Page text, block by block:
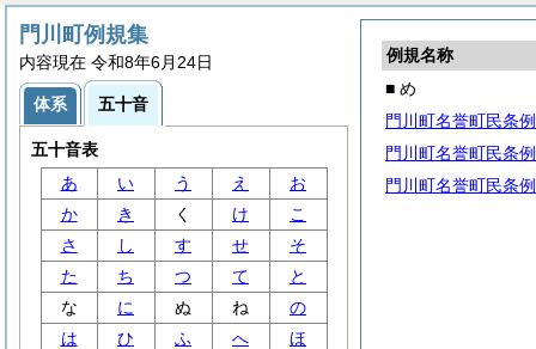
例規名称
■ め
門川町名誉町民条例
門川町名誉町民条
門川町名誉町民条
門川町例規集
内容現在 令和8年6月24日
体系 五十音
五十音表
あ
い う え
お
か
き く け
こ
さ
し す せ
そ
た
ち つ て
と
な
に ぬ ね
の
は
ひ ふ へ
ほ